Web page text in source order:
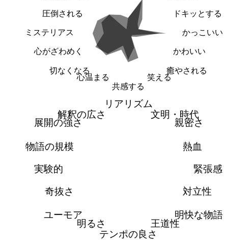
ドキッとする
かっこいい
かわいい
癒やされる
笑える
共感する
心温まる
切なくなる
心がざわめく
ミステリアス
圧倒される
リアリズム
文明・時代
親密さ
熱血
緊張感
対立性
明快な物語
王道性
テンポの良さ
明るさ
ユーモア
奇抜さ
実験的
物語の規模
展開の強さ
解釈の広さ